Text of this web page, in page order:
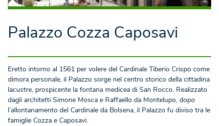
Palazzo Cozza Caposavi
Eretto intorno al 1561 per volere del Cardinale Tiberio Crispo come
dimora personale, il Palazzo sorge nel centro storico della cittadina
lacustre, prospicente la fontana medicea di San Rocco. Realizzato
dagli architetti Simone Mosca e Raffaello da Montelupo, dopo
l’allontanamento del Cardinale da Bolsena, il Palazzo fu diviso tra le
famiglie Cozza e Caposavi.